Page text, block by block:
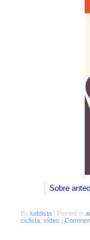
Sobre
By luddista Posted in
ciclista vídeo